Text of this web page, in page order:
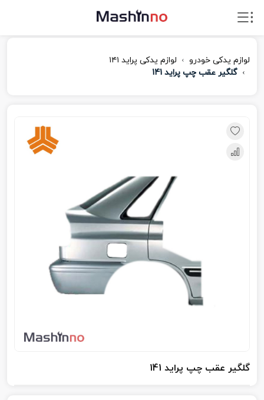
لوازم یدکی خودرو
لوازم یدکی پراید ۱۴۱
گلگیر عقب چپ پراید 141
گلگیر عقب چپ پراید 141